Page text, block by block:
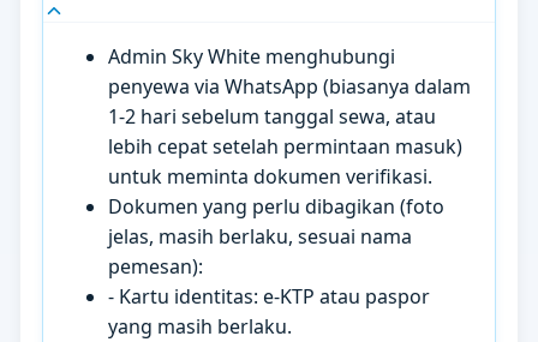
Admin Sky White menghubungi
penyewa via WhatsApp (biasanya dalam
1-2 hari sebelum tanggal sewa, atau
lebih cepat setelah permintaan masuk)
untuk meminta dokumen verifikasi.
Dokumen yang perlu dibagikan (foto
jelas, masih berlaku, sesuai nama
pemesan):
- Kartu identitas: e-KTP atau paspor
yang masih berlaku.